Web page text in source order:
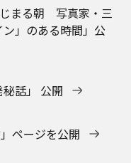
じまる朝 写真家・三
」のある時間」公
秘話」 公開
ページを公開